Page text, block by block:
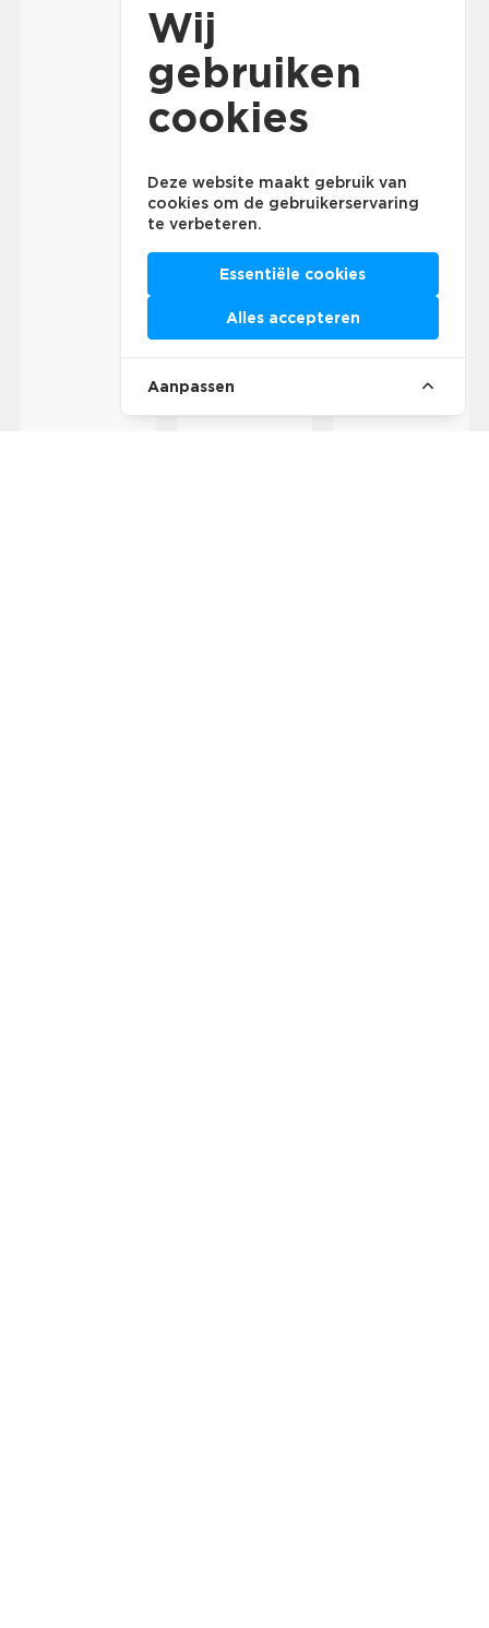
Wij
gebruiken
cookies
Deze website maakt gebruik van
cookies om de gebruikerservaring
te verbeteren.
Essentiële cookies
Alles accepteren
Aanpassen